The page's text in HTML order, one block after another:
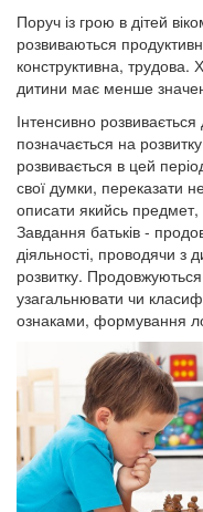
Поруч із грою в дітей
розвиваються
конструктивна, трудова.
дитини має менше
Інтенсивно
позначається на
розвивається в цей
свої думки, переказати
описати якийсь предмет,
Завдання батьків -
діяльності, проводячи
розвитку. Продовжуються
узагальнювати чи
ознаками, формування